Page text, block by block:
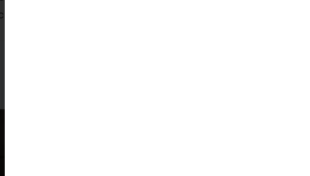
der armenischen Kunst.